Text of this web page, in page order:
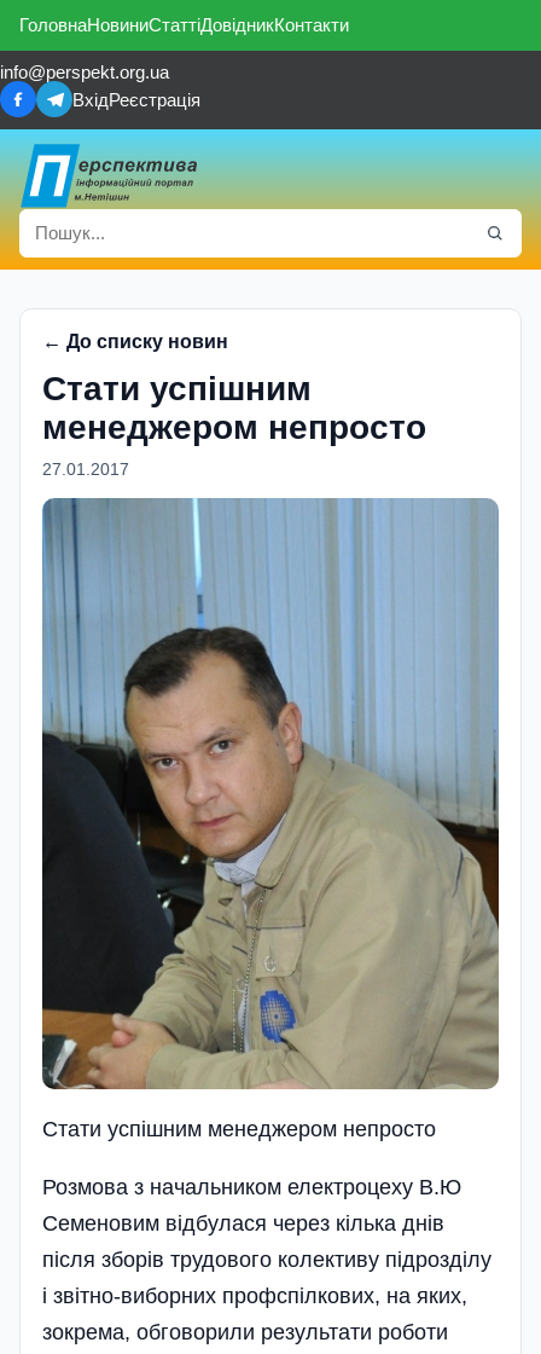
ГоловнаНовиниСтаттіДовідникКонтакти
info@perspekt.org.ua
ВхідРеєстрація
← До списку новин
Стати успiшним
менеджером непросто
27.01.2017
Стати успiшним менеджером непросто
Розмова з начальником електроцеху В.Ю
Семеновим відбулася через кілька днів
після зборів трудового колективу підрозділу
і звітно-виборних профспілкових, на яких,
зокрема, обговорили результати роботи